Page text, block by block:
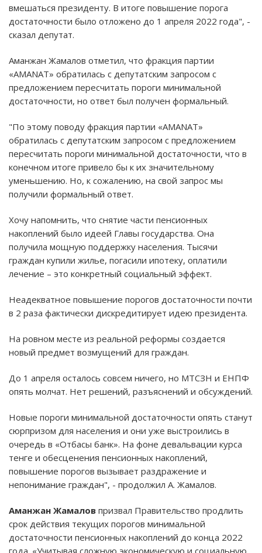
вмешаться президенту. В итоге повышение порога
достаточности было отложено до 1 апреля 2022 года", -
сказал депутат.
Аманжан Жамалов отметил, что фракция партии
«AMANAT» обратилась с депутатским запросом с
предложением пересчитать пороги минимальной
достаточности, но ответ был получен формальный.
"По этому поводу фракция партии «AMANAT»
обратилась с депутатским запросом с предложением
пересчитать пороги минимальной достаточности, что в
конечном итоге привело бы к их значительному
уменьшению. Но, к сожалению, на свой запрос мы
получили формальный ответ.
Хочу напомнить, что снятие части пенсионных
накоплений было идеей Главы государства. Она
получила мощную поддержку населения. Тысячи
граждан купили жилье, погасили ипотеку, оплатили
лечение – это конкретный социальный эффект.
Неадекватное повышение порогов достаточности почти
в 2 раза фактически дискредитирует идею президента.
На ровном месте из реальной реформы создается
новый предмет возмущений для граждан.
До 1 апреля осталось совсем ничего, но МТСЗН и ЕНПФ
опять молчат. Нет решений, разъяснений и обсуждений.
Новые пороги минимальной достаточности опять станут
сюрпризом для населения и они уже выстроились в
очередь в «Отбасы банк». На фоне девальвации курса
тенге и обесценения пенсионных накоплений,
повышение порогов вызывает раздражение и
непонимание граждан", - продолжил А. Жамалов.
Аманжан Жамалов призвал Правительство продлить
срок действия текущих порогов минимальной
достаточности пенсионных накоплений до конца 2022
года. «Учитывая сложную экономическую и социальную